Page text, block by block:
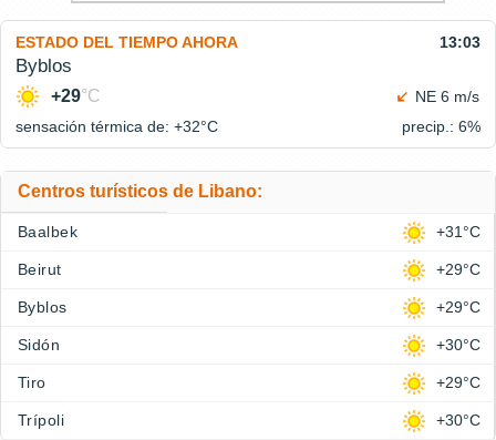
ESTADO DEL TIEMPO AHORA 13:03
Byblos
+29°C
NE 6 m/s
sensación térmica de: +32°C precip.: 6%
Centros turísticos de Libano:
Baalbek +31°C
Beirut +29°C
Byblos +29°C
Sidón +30°C
Tiro +29°C
Trípoli +30°C